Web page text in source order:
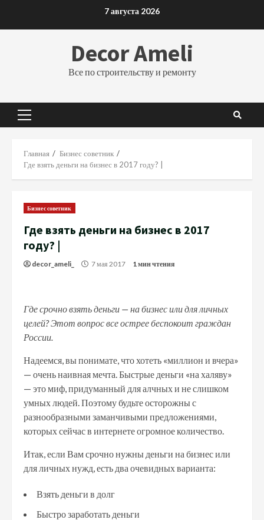
7 августа 2026
Decor Ameli
Все по строительству и ремонту
Основное
Главная
Бизнес советник
Где взять деньги на бизнес в 2017 году? |
Бизнес советник
Где взять деньги на бизнес в 2017
году? |
decor_ameli_ 7 мая 2017 1 мин чтения
Где срочно взять деньги — на бизнес или для личных
целей? Этот вопрос все острее беспокоит граждан
России.
Надеемся, вы понимате, что хотеть «миллион и вчера»
— очень наивная мечта. Быстрые деньги «на халяву»
— это миф, придуманный для алчных и не слишком
умных людей. Поэтому будьте осторожны с
разнообразными заманчивыми предложениями,
которых сейчас в интернете огромное количество.
Итак, если Вам срочно нужны деньги на бизнес или
для личных нужд, есть два очевидных варианта:
Взять деньги в долг
Быстро заработать деньги